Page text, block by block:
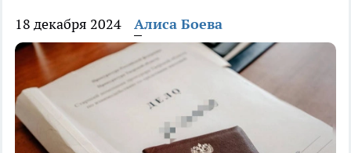
18 декабря 2024 Алиса Боева